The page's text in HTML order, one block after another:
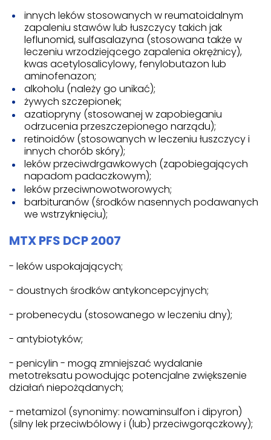
innych leków stosowanych w reumatoidalnym
zapaleniu stawów lub łuszczycy takich jak
leflunomid, sulfasalazyna (stosowana także w
leczeniu wrzodziejącego zapalenia okrężnicy),
kwas acetylosalicylowy, fenylobutazon lub
aminofenazon;
alkoholu (należy go unikać);
żywych szczepionek;
azatiopryny (stosowanej w zapobieganiu
odrzucenia przeszczepionego narządu);
retinoidów (stosowanych w leczeniu łuszczycy i
innych chorób skóry);
leków przeciwdrgawkowych (zapobiegających
napadom padaczkowym);
leków przeciwnowotworowych;
barbituranów (środków nasennych podawanych
we wstrzyknięciu);
MTX PFS DCP 2007
- leków uspokajających;
- doustnych środków antykoncepcyjnych;
- probenecydu (stosowanego w leczeniu dny);
- antybiotyków;
- penicylin - mogą zmniejszać wydalanie
metotreksatu powodując potencjalne zwiększenie
działań niepożądanych;
- metamizol (synonimy: nowaminsulfon i dipyron)
(silny lek przeciwbólowy i (lub) przeciwgorączkowy);